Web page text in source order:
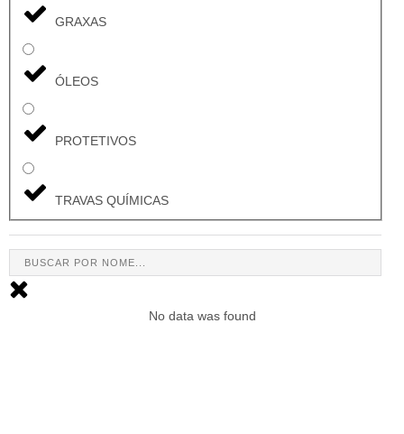
GRAXAS
ÓLEOS
PROTETIVOS
TRAVAS QUÍMICAS
No data was found